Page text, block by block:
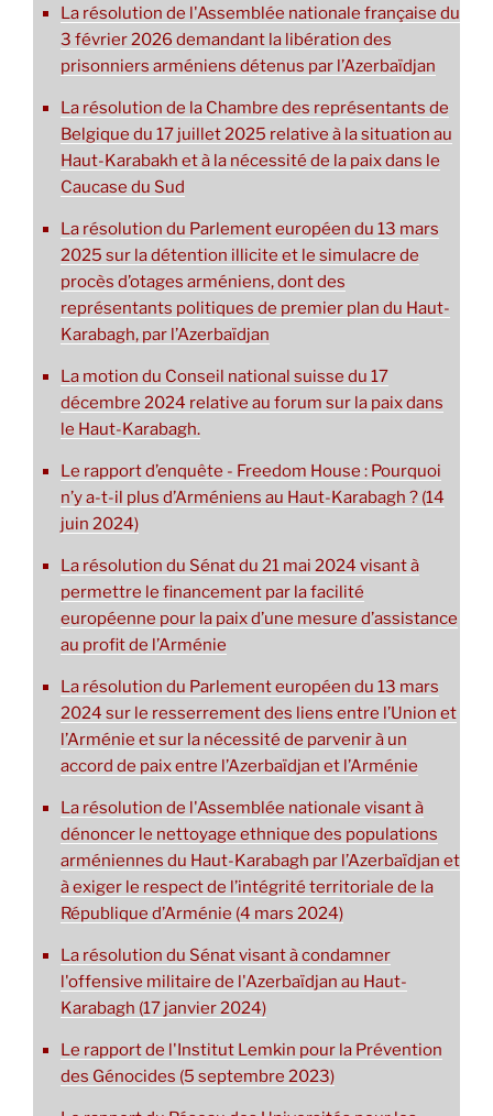
La résolution de l'Assemblée nationale française du
3 février 2026 demandant la libération des
prisonniers arméniens détenus par l’Azerbaïdjan
La résolution de la Chambre des représentants de
Belgique du 17 juillet 2025 relative à la situation au
Haut-Karabakh et à la nécessité de la paix dans le
Caucase du Sud
La résolution du Parlement européen du 13 mars
2025 sur la détention illicite et le simulacre de
procès d’otages arméniens, dont des
représentants politiques de premier plan du Haut-
Karabagh, par l’Azerbaïdjan
La motion du Conseil national suisse du 17
décembre 2024 relative au forum sur la paix dans
le Haut-Karabagh.
Le rapport d’enquête - Freedom House : Pourquoi
n’y a-t-il plus d’Arméniens au Haut-Karabagh ? (14
juin 2024)
La résolution du Sénat du 21 mai 2024 visant à
permettre le financement par la facilité
européenne pour la paix d’une mesure d’assistance
au profit de l’Arménie
La résolution du Parlement européen du 13 mars
2024 sur le resserrement des liens entre l’Union et
l’Arménie et sur la nécessité de parvenir à un
accord de paix entre l’Azerbaïdjan et l’Arménie
La résolution de l'Assemblée nationale visant à
dénoncer le nettoyage ethnique des populations
arméniennes du Haut-Karabagh par l’Azerbaïdjan et
à exiger le respect de l’intégrité territoriale de la
République d’Arménie (4 mars 2024)
La résolution du Sénat visant à condamner
l'offensive militaire de l'Azerbaïdjan au Haut-
Karabagh (17 janvier 2024)
Le rapport de l'Institut Lemkin pour la Prévention
des Génocides (5 septembre 2023)